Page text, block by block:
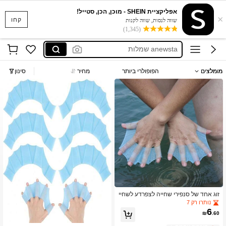
קחו ×
אפליקציית SHEIN - מוכן, הכן, סטייל!
שווה לנסות, שווה לקנות
(1,345)
חולצות נשים
swimming gloves
anewsta שמלות
חצאיות
חולצות נשים
swimming gloves
מומלצים הפופולרי ביותר מחיר סינון
זוג אחד של סנפירי שחייה לצפרדע לשחיי
ה, סנפירי חוף, אביזרי חוף, מצוף בריכה
נותרו רק 7
₪6.60